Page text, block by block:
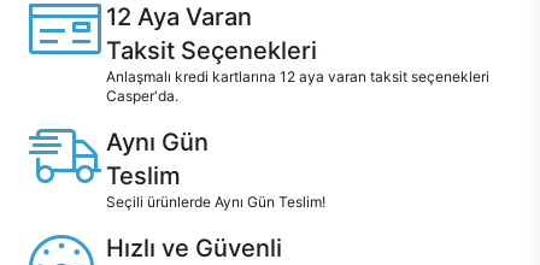
12 Aya Varan
Taksit Seçenekleri
Anlaşmalı kredi kartlarına 12 aya varan taksit seçenekleri
Casper'da.
Aynı Gün
Teslim
Seçili ürünlerde Aynı Gün Teslim!
Hızlı ve Güvenli